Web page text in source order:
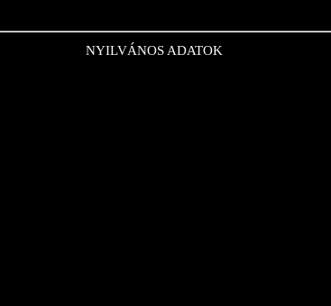
NYILVÁNOS ADATOK